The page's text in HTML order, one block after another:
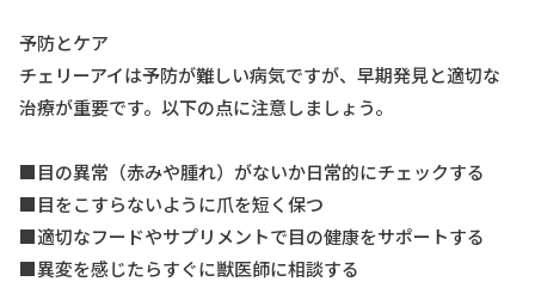
予防とケア
チェリーアイは予防が難しい病気ですが、早期発見と適切な
治療が重要です。以下の点に注意しましょう。
■目の異常（赤みや腫れ）がないか日常的にチェックする
■目をこすらないように爪を短く保つ
■適切なフードやサプリメントで目の健康をサポートする
■異変を感じたらすぐに獣医師に相談する